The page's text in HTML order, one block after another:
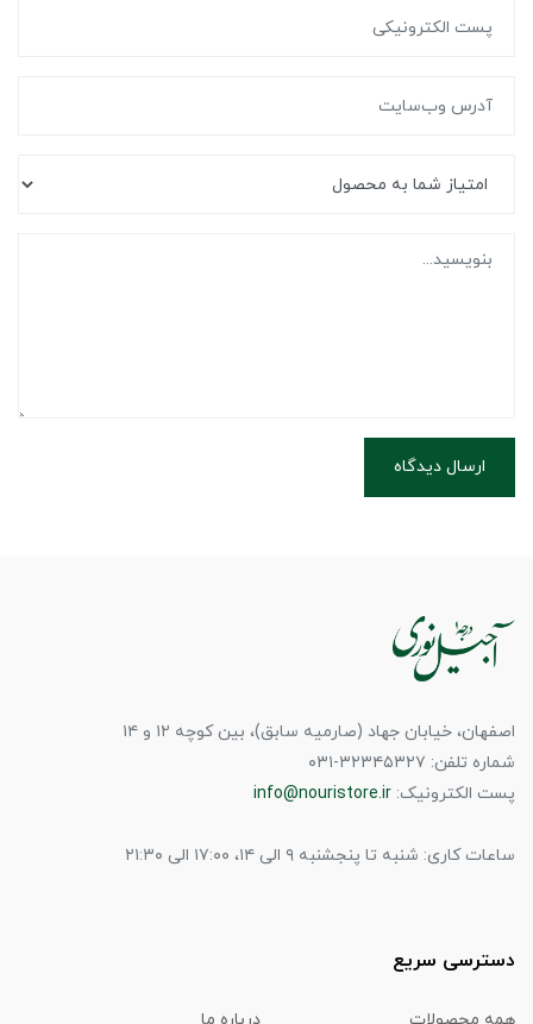
ارسال دیدگاه
اصفهان، خیابان جهاد (صارمیه سابق)، بین کوچه ۱۲ و ۱۴
شماره تلفن: ۳۲۳۴۵۳۲۷-۰۳۱
پست الکترونیک: info@nouristore.ir
ساعات کاری: شنبه تا پنجشنبه ۹ الی ۱۴، ۱۷:۰۰ الی ۲۱:۳۰
دسترسی سریع